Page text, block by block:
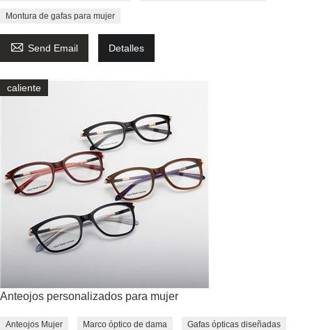
Montura de gafas para mujer
 Send Email Detalles
caliente
Anteojos personalizados para mujer
Anteojos Mujer Marco óptico de dama Gafas ópticas diseñadas